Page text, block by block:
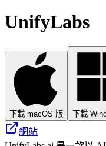
UnifyLabs
下載 macOS 版 下載
網站